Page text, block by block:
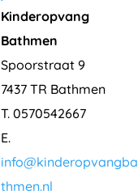
Kinderopvang
Bathmen
Spoorstraat 9
7437 TR Bathmen
T. 0570542667
E.
info@kinderopvangba
thmen.nl